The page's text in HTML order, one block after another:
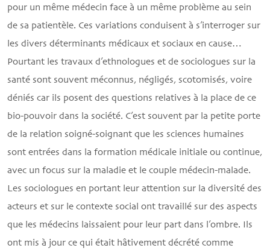
pour un même médecin face à un même problème au sein
de sa patientèle. Ces variations conduisent à s’interroger sur
les divers déterminants médicaux et sociaux en cause…
Pourtant les travaux d’ethnologues et de sociologues sur la
santé sont souvent méconnus, négligés, scotomisés, voire
déniés car ils posent des questions relatives à la place de ce
bio-pouvoir dans la société. C’est souvent par la petite porte
de la relation soigné-soignant que les sciences humaines
sont entrées dans la formation médicale initiale ou continue,
avec un focus sur la maladie et le couple médecin-malade.
Les sociologues en portant leur attention sur la diversité des
acteurs et sur le contexte social ont travaillé sur des aspects
que les médecins laissaient pour leur part dans l’ombre. Ils
ont mis à jour ce qui était hâtivement décrété comme